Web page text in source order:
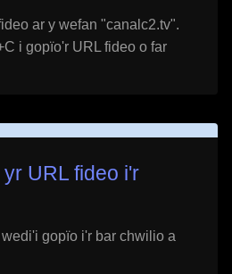
ar y wefan "canalc2.tv".
i gopïo'r URL fideo o far
URL fideo i'r
gopïo i'r bar chwilio a